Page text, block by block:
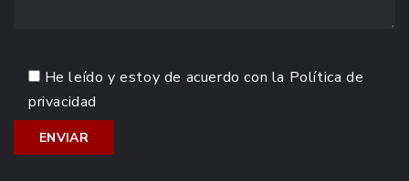
He leído y estoy de acuerdo con la Política de
privacidad